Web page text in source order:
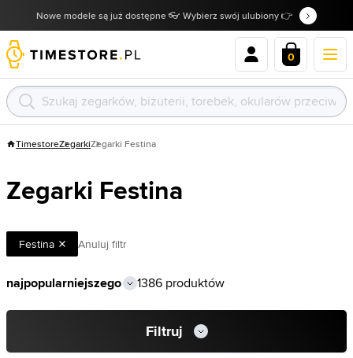
Nowe modele są już dostępne 👓 Wybierz swój ulubiony 👉
0
TimestoreZegarkiZegarki Festina
Zegarki Festina
Festina Anuluj filtr
1386 produktów
Filtruj